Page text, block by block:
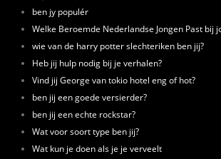
ben jy populér
Welke Beroemde Nederlandse Jongen Past bij
wie van de harry potter slechteriken ben jij?
Heb jij hulp nodig bij je verhalen?
Vind jij George van tokio hotel eng of hot?
ben jij een goede versierder?
ben jij een echte rockstar?
Wat voor soort type ben jij?
Wat kun je doen als je je verveelt